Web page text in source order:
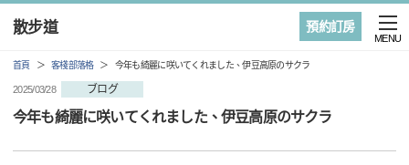
預約訂房
散步道
MENU
首頁 客棧部落格 今年も綺麗に咲いてくれました、伊豆高原のサクラ
2025/03/28 ブログ
今年も綺麗に咲いてくれました、伊豆高原のサクラ